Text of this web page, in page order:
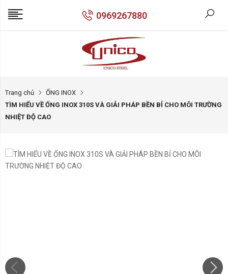
0969267880
Trang chủ
ỐNG INOX
TÌM HIỂU VỀ ỐNG INOX 310S VÀ GIẢI PHÁP BỀN BỈ CHO MÔI TRƯỜNG
NHIỆT ĐỘ CAO